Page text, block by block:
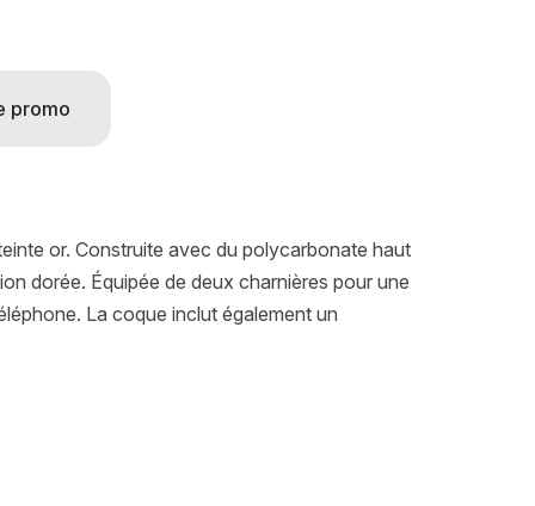
promo
or. Construite avec du polycarbonate haut
dorée. Équipée de deux charnières pour une
La coque inclut également un